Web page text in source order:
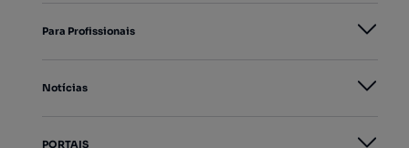
Para Profissionais
Notícias
PORTAIS